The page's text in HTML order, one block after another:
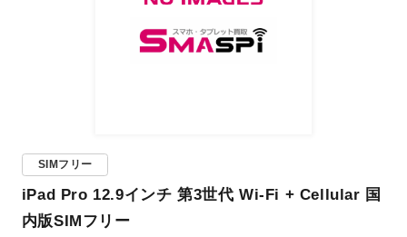
SIMフリー
iPad Pro 12.9インチ 第3世代 Wi-Fi + Cellular 国
内版SIMフリー